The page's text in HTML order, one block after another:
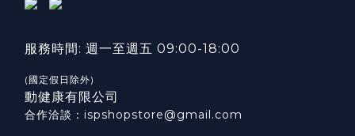
服務時間: 週一至週五 09:00-18:00
(國定假日除外)
動健康有限公司
合作洽談：ispshopstore@gmail.com